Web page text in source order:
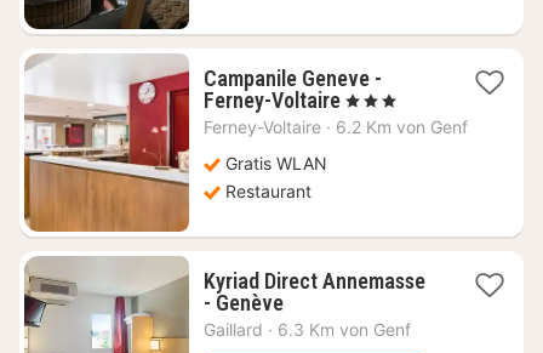
Campanile Geneve -
Ferney-Voltaire1
Nacht
, 3 Sterne
Ferney-Voltaire · 6.2 Km von Genf
Gratis WLAN
Restaurant
Kyriad Direct Annemasse
- Genève1
Nacht
Gaillard · 6.3 Km von Genf